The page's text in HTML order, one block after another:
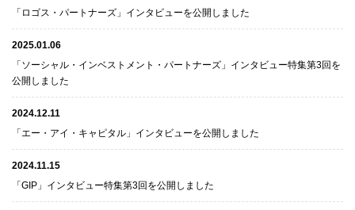
「ロゴス・パートナーズ」インタビューを公開しました
2025.01.06
「ソーシャル・インベストメント・パートナーズ」インタビュー特集第3回を
公開しました
2024.12.11
「エー・アイ・キャピタル」インタビューを公開しました
2024.11.15
「GIP」インタビュー特集第3回を公開しました